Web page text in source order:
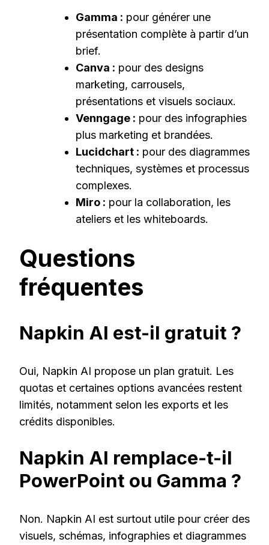
Gamma : pour générer une
présentation complète à partir d’un
brief.
Canva : pour des designs
marketing, carrousels,
présentations et visuels sociaux.
Venngage : pour des infographies
plus marketing et brandées.
Lucidchart : pour des diagrammes
techniques, systèmes et processus
complexes.
Miro : pour la collaboration, les
ateliers et les whiteboards.
Questions
fréquentes
Napkin AI est-il gratuit ?
Oui, Napkin AI propose un plan gratuit. Les
quotas et certaines options avancées restent
limités, notamment selon les exports et les
crédits disponibles.
Napkin AI remplace-t-il
PowerPoint ou Gamma ?
Non. Napkin AI est surtout utile pour créer des
visuels, schémas, infographies et diagrammes